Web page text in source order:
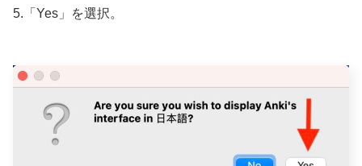
5.「Yes」を選択。